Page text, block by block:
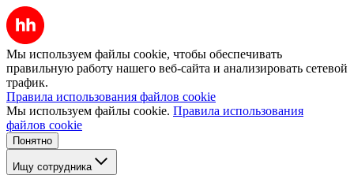
Мы используем файлы cookie, чтобы обеспечивать
правильную работу нашего веб-сайта и анализировать сетевой
трафик.
Правила использования файлов cookie
Мы используем файлы cookie. Правила использования
файлов cookie
Понятно
Ищу сотрудника